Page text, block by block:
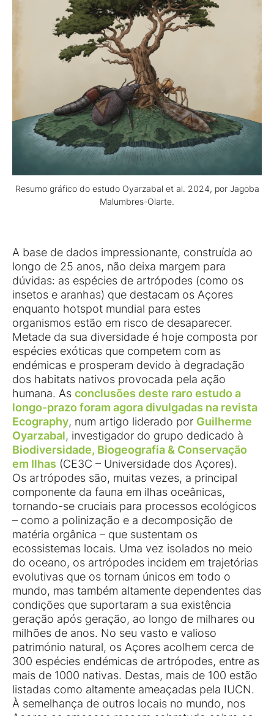
Resumo gráfico do estudo Oyarzabal et al. 2024, por Jagoba
Malumbres-Olarte.
A base de dados impressionante, construída ao
longo de 25 anos, não deixa margem para
dúvidas: as espécies de artrópodes (como os
insetos e aranhas) que destacam os Açores
enquanto hotspot mundial para estes
organismos estão em risco de desaparecer.
Metade da sua diversidade é hoje composta por
espécies exóticas que competem com as
endémicas e prosperam devido à degradação
dos habitats nativos provocada pela ação
humana. As conclusões deste raro estudo a
longo-prazo foram agora divulgadas na revista
Ecography, num artigo liderado por Guilherme
Oyarzabal, investigador do grupo dedicado à
Biodiversidade, Biogeografia & Conservação
em Ilhas (CE3C – Universidade dos Açores).
Os artrópodes são, muitas vezes, a principal
componente da fauna em ilhas oceânicas,
tornando-se cruciais para processos ecológicos
– como a polinização e a decomposição de
matéria orgânica – que sustentam os
ecossistemas locais. Uma vez isolados no meio
do oceano, os artrópodes incidem em trajetórias
evolutivas que os tornam únicos em todo o
mundo, mas também altamente dependentes das
condições que suportaram a sua existência
geração após geração, ao longo de milhares ou
milhões de anos. No seu vasto e valioso
património natural, os Açores acolhem cerca de
300 espécies endémicas de artrópodes, entre as
mais de 1000 nativas. Destas, mais de 100 estão
listadas como altamente ameaçadas pela IUCN.
À semelhança de outros locais no mundo, nos